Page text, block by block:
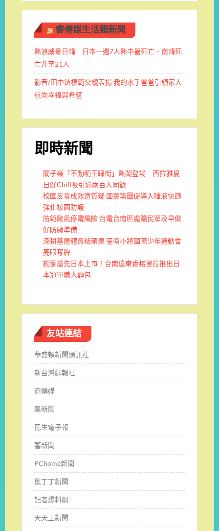
睿傳媒生活類新聞
熱浪威脅日韓 日本一週7人熱中暑死亡、南韓死
亡升至21人
影音/田中鎮模範父親表揚 我的水手爸爸引領家人
航向幸福與希望
即時新聞
關子嶺「不動明王踩街」熱鬧登場 西拉雅夏
日好Chill吸引逾兩百人同歡
校園反毒成效遭質疑 國民黨團促導入唾液快篩
強化校園防護
防範颱風停電風險 台電台南區處籲民眾及早做
好防颱準備
深耕基層體育結碩果 臺南小將國際少年運動會
亮眼奪牌
獨家搶先日本上市！台南遠東香格里拉推出日
本冠軍職人麵包
友站連結
華盛頓新聞通訊社
新台灣網報社
商傳媒
墨新聞
民生電子報
蕃新聞
PChome新聞
奧丁丁新聞
記者爆料網
天天上新聞